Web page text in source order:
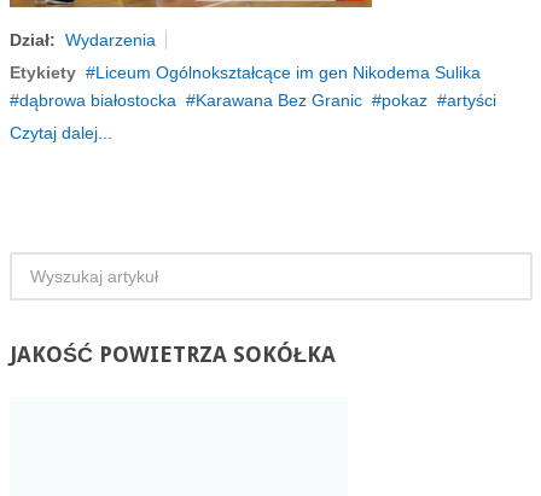
Dział: Wydarzenia
Etykiety
Liceum Ogólnokształcące im gen Nikodema Sulika
dąbrowa białostocka
Karawana Bez Granic pokaz
artyści
Czytaj dalej...
JAKOŚĆPOWIETRZA SOKÓŁKA